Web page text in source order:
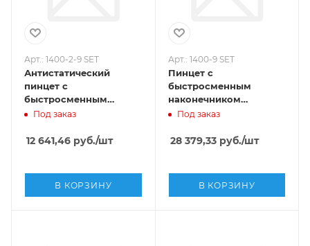
Арт.: 1400-2-9 SET
Антистатический
пинцет с
быстросменным
наконечником
SET
Под заказ
12 641,46 руб./шт
В КОРЗИНУ
Арт.: 1400-9 SET
Пинцет с
быстросменным
наконечником
DELRIN,Sipel, 1400-9 SET
Под заказ
28 379,33руб./шт
В КОРЗИНУ